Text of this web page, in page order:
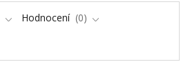
Hodnocení
0